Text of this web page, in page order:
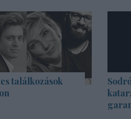
találkozások